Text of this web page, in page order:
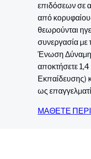
επιδόσεων σε
από
θεωρούνται
συνεργασία με
Ένωση
αποκτήσετε
Εκπαίδευσης)
ως
ΜΑΘΕΤΕ